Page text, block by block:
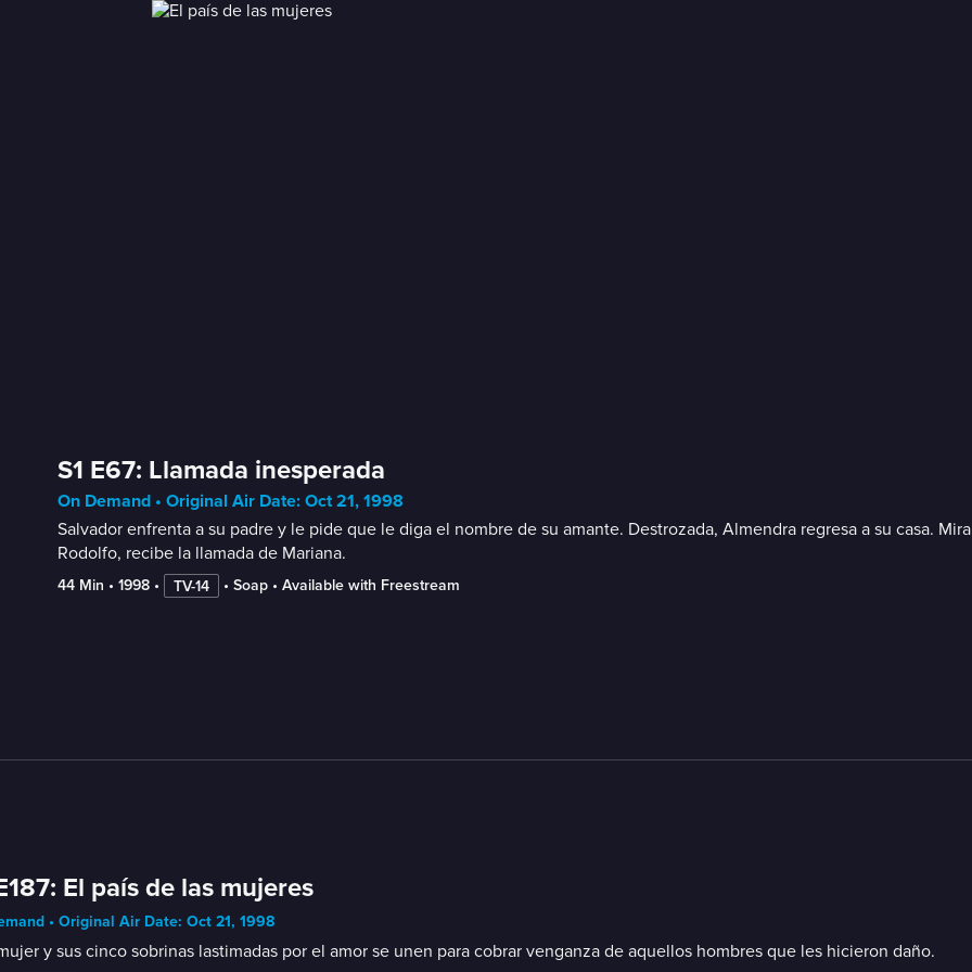
S1 E67: Llamada inesperada
On Demand • Original Air Date: Oct 21, 1998
Salvador enfrenta a su padre y le pide que le diga el nombre de su amante. Destrozada, Almendra regresa a su casa.
Rodolfo, recibe la llamada de Mariana.
44 Min • 1998 • TV-14 • Soap • Available with Freestream
El país de las mujeres
• Original Air Date: Oct 21, 1998
y sus cinco sobrinas lastimadas por el amor se unen para cobrar venganza de aquellos hombres que les hicieron daño.